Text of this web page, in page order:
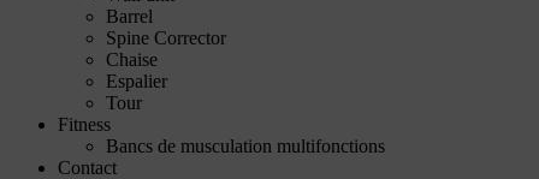
Barrel
Spine Corrector
Chaise
Espalier
Tour
Fitness
Bancs de musculation multifonctions
Contact